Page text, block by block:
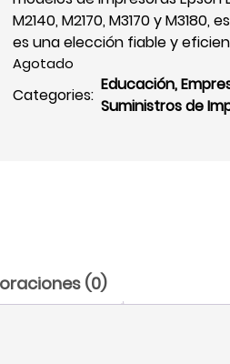
M2140, M2170, M3170 y
es una elección fiable y
Agotado
Categories:
Educación,
Suministros de
(0)